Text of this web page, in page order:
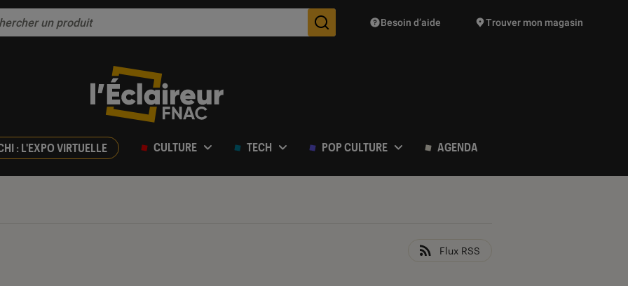
Des suggestions de produits vont vous être proposées
Besoin d’aide Trouver mon magasin
: L'EXPO VIRTUELLE CULTURE TECH POP CULTURE AGENDA
Flux RSS